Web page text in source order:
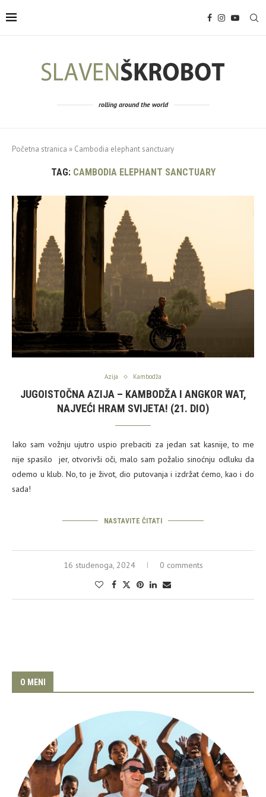
rolling around the world
Početna stranica » Cambodia elephant sanctuary
TAG: CAMBODIA ELEPHANT SANCTUARY
Azija Kambodža
JUGOISTOČNA AZIJA – KAMBODŽA I ANGKOR WAT,
NAJVEĆI HRAM SVIJETA! (21. DIO)
Iako sam vožnju ujutro uspio prebaciti za jedan sat kasnije, to me
nije spasilo jer, otvorivši oči, malo sam požalio sinoćnju odluku da
odemo u klub. No, to je život, dio putovanja i izdržat ćemo, kao i do
sada!
NASTAVITE ČITATI
16 studenoga, 2024 0 comments
O MENI